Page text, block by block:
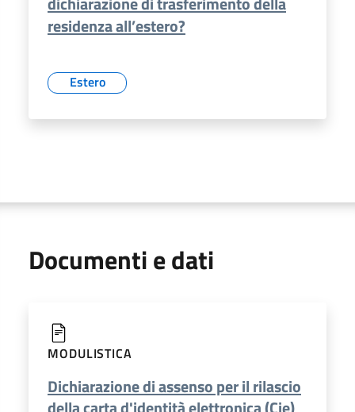
residenza all’estero?
Estero
Documenti e dati
MODULISTICA
Dichiarazione di assenso per il rilascio